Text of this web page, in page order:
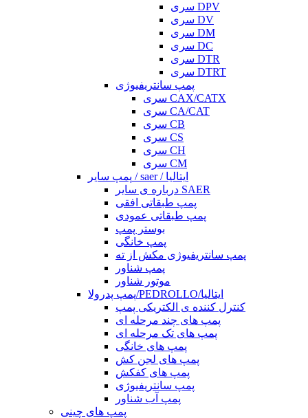
سری DPV
سری DV
سری DM
سری DC
سری DTR
سری DTRT
پمپ سانتریفیوژی
سری CAX/CATX
سری CA/CAT
سری CB
سری CS
سری CH
سری CM
پمپ سایر / saer / ایتالیا
درباره ی سایر SAER
پمپ طبقاتی افقی
پمپ طبقاتی عمودی
بوستر پمپ
پمپ خانگی
پمپ سانتریفیوژی مکش از ته
پمپ شناور
موتور شناور
پمپ پدرولا/PEDROLLO/ایتالیا
کنترل کننده ی الکتریکی پمپ
پمپ های چند مرحله ای
پمپ های تک مرحله ای
پمپ های خانگی
پمپ های لجن کش
پمپ های کفکش
پمپ سانتریفیوژی
پمپ آب شناور
پمپ های چینی